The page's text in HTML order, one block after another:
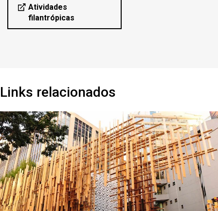
Atividades
filantrópicas
Links relacionados